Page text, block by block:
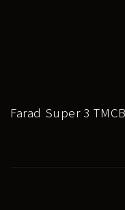
Farad Super 3